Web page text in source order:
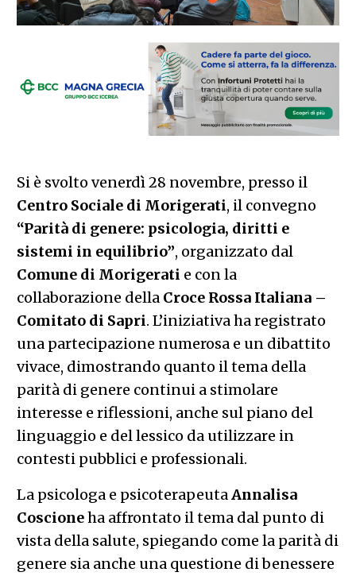
Si è svolto venerdì 28 novembre, presso il
Centro Sociale di Morigerati, il convegno
“Parità di genere: psicologia, diritti e
sistemi in equilibrio”, organizzato dal
Comune di Morigerati e con la
collaborazione della Croce Rossa Italiana –
Comitato di Sapri. L’iniziativa ha registrato
una partecipazione numerosa e un dibattito
vivace, dimostrando quanto il tema della
parità di genere continui a stimolare
interesse e riflessioni, anche sul piano del
linguaggio e del lessico da utilizzare in
contesti pubblici e professionali.
La psicologa e psicoterapeuta Annalisa
Coscioneha affrontato il tema dal punto di
vista della salute, spiegando come la parità di
genere sia anche una questione di benessere